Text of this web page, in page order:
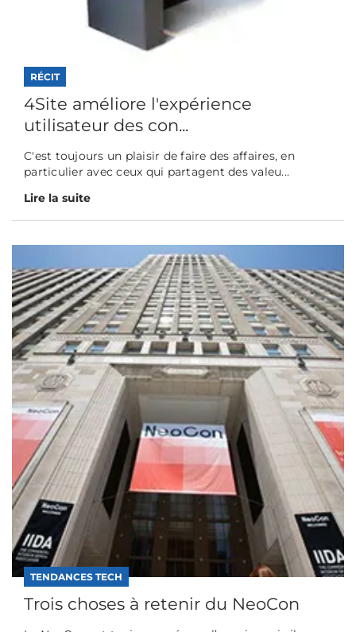
RÉCIT
4Site améliore l'expérience
utilisateur des con...
C'est toujours un plaisir de faire des affaires, en
particulier avec ceux qui partagent des valeu...
Lire la suite
TENDANCES TECH
Trois choses à retenir du NeoCon